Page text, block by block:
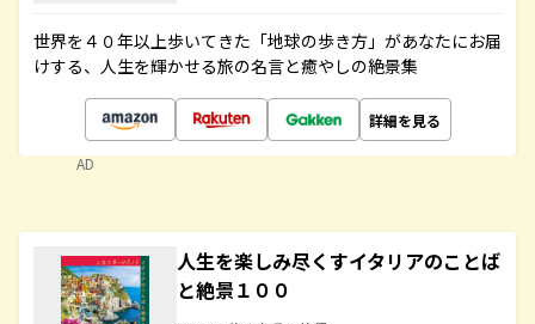
世界を４０年以上歩いてきた「地球の歩き方」があなたにお届
けする、人生を輝かせる旅の名言と癒やしの絶景集
詳細を見る
AD
人生を楽しみ尽くすイタリアのことば
と絶景１００